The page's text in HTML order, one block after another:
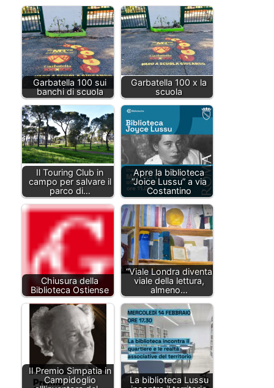
Garbatella 100 sui
banchi di scuola
Garbatella 100 x la
scuola
Il Touring Club in
campo per salvare il
parco di…
Apre la biblioteca
“Joice Lussu” a via
Costantino
Chiusura della
Biblioteca Ostiense
“Viale Londra diventa
viale della lettura,
almeno…
Il Premio Simpatia in
Campidoglio
La biblioteca Lussu